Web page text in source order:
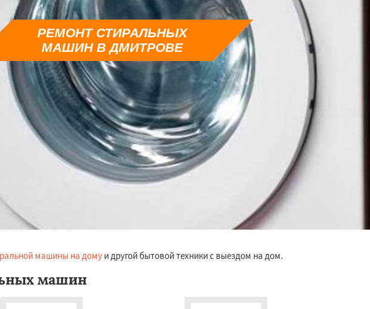
РЕМОНТ СТИРАЛЬНЫХ
МАШИН В ДМИТРОВЕ
машины на дому и другой бытовой техники с выездом на дом.
машин